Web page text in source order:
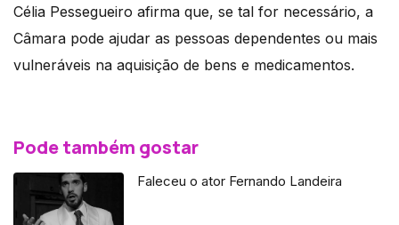
Célia Pessegueiro afirma que, se tal for necessário, a
Câmara pode ajudar as pessoas dependentes ou mais
vulneráveis na aquisição de bens e medicamentos.
Pode também gostar
Faleceu o ator Fernando Landeira